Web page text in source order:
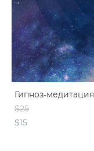
Гипноз-
$25
$15